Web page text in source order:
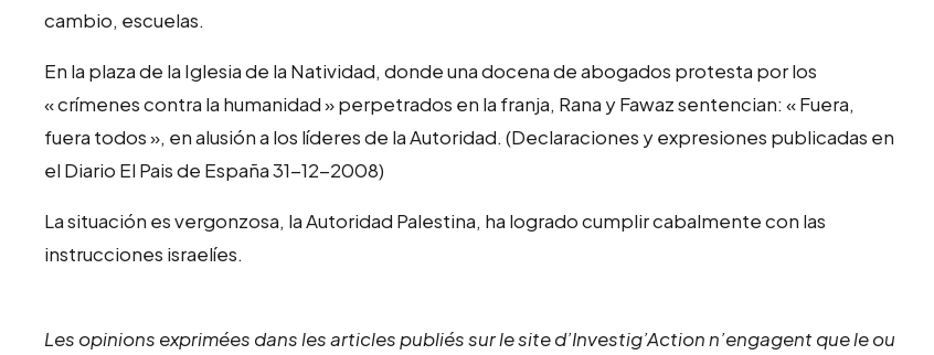
cambio, escuelas.
En la plaza de la Iglesia de la Natividad, donde una docena de abogados protesta por los
« crímenes contra la humanidad » perpetrados en la franja, Rana y Fawaz sentencian: « Fuera,
fuera todos », en alusión a los líderes de la Autoridad. (Declaraciones y expresiones publicadas en
el Diario El Pais de España 31-12-2008)
La situación es vergonzosa, la Autoridad Palestina, ha logrado cumplir cabalmente con las
instrucciones israelíes.
Les opinions exprimées dans les articles publiés sur le site d’Investig’Action n’engagent que le ou